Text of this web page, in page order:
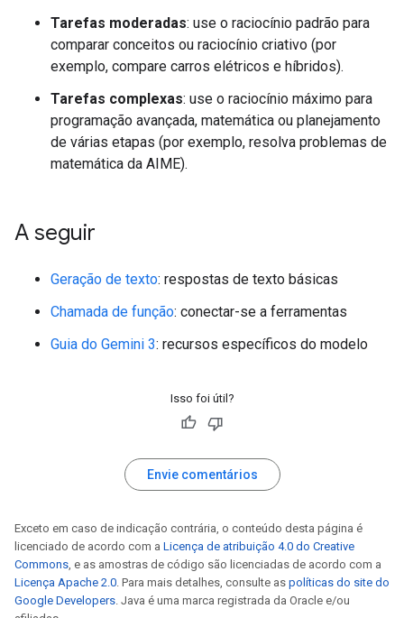
Tarefas moderadas: use o raciocínio padrão para
comparar conceitos ou raciocínio criativo (por
exemplo, compare carros elétricos e híbridos).
Tarefas complexas: use o raciocínio máximo para
programação avançada, matemática ou planejamento
de várias etapas (por exemplo, resolva problemas de
matemática da AIME).
A seguir
Geração de texto: respostas de texto básicas
Chamada de função: conectar-se a ferramentas
Guia do Gemini 3: recursos específicos do modelo
Isso foi útil?
Envie comentários
Exceto em caso de indicação contrária, o conteúdo desta página é
licenciado de acordo com a Licença de atribuição 4.0 do Creative
Commons , e as amostras de código são licenciadas de acordo com a
Licença Apache 2.0 . Para mais detalhes, consulte as políticas do site do
Google Developers . Java é uma marca registrada da Oracle e/ou